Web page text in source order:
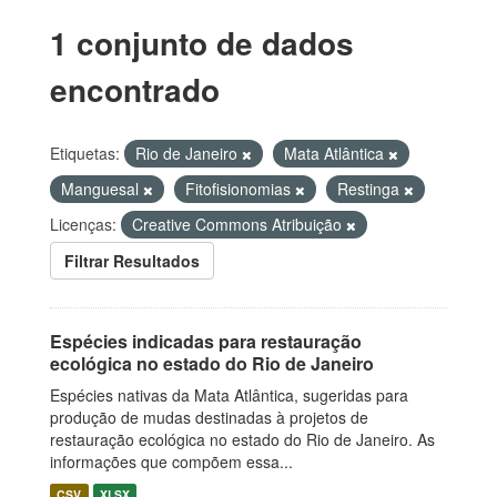
1 conjunto de dados
encontrado
Etiquetas: Rio de Janeiro
Mata Atlântica
Manguesal
Fitofisionomias
Restinga
Licenças:
Creative Commons Atribuição
Filtrar Resultados
Espécies indicadas para restauração
ecológica no estado do Rio de Janeiro
Espécies nativas da Mata Atlântica, sugeridas para
produção de mudas destinadas à projetos de
restauração ecológica no estado do Rio de Janeiro. As
informações que compõem essa...